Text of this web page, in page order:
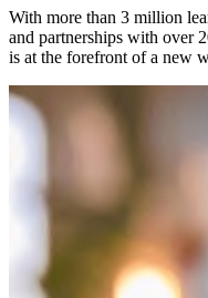
With more than 3 million
and partnerships with over
is at the forefront of a new